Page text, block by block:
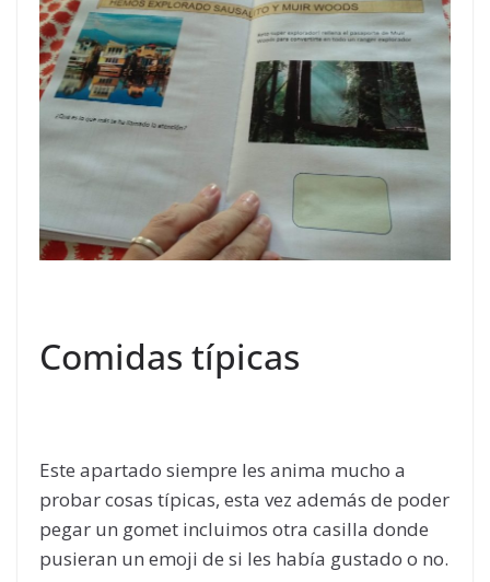
Comidas típicas
Este apartado siempre les anima mucho a
probar cosas típicas, esta vez además de poder
pegar un gomet incluimos otra casilla donde
pusieran un emoji de si les había gustado o no.